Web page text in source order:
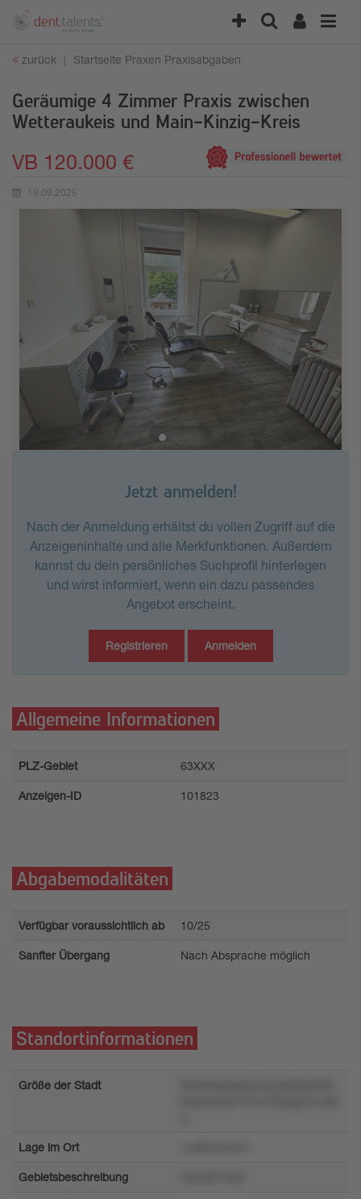
zurück Startseite Praxen Praxisabgaben
Geräumige 4 Zimmer Praxis zwischen
Wetteraukeis und Main-Kinzig-Kreis
VB 120.000 €
Erstellungsdatum:
19.09.2025
Jetzt anmelden!
Nach der Anmeldung erhältst du vollen Zugriff auf die
Anzeigeninhalte und alle Merkfunktionen. Außerdem
kannst du dein persönliches Suchprofil hinterlegen
und wirst informiert, wenn ein dazu passendes
Angebot erscheint.
Registrieren Anmelden
Allgemeine Informationen
PLZ-Gebiet 63XXX
Anzeigen-ID 101823
Abgabemodalitäten
Verfügbar voraussichtlich ab 10/25
Sanfter Übergang Nach Absprache möglich
Standortinformationen
Größe der Stadt
Lage im Ort
Gebietsbeschreibung